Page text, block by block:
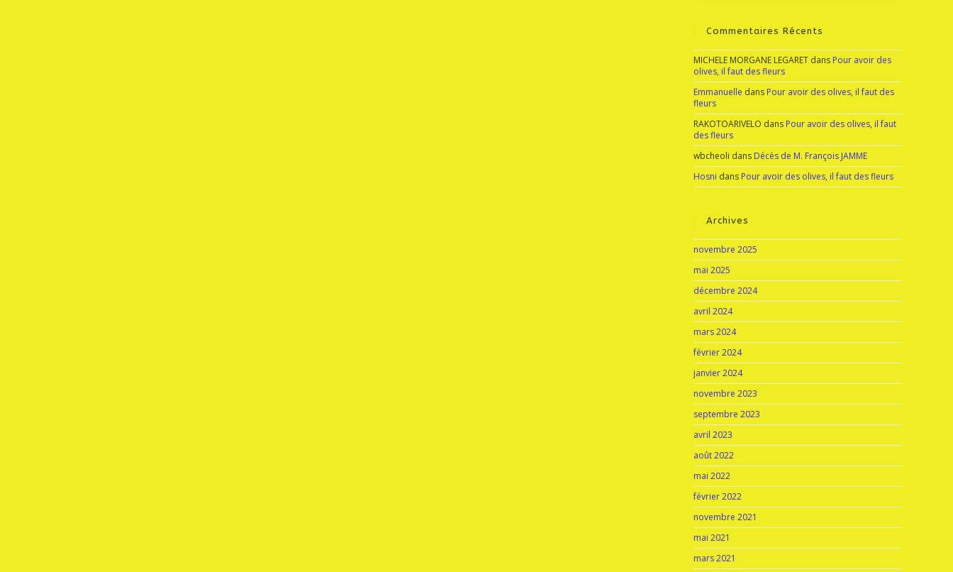
Commentaires Récents
MICHELE MORGANE LEGARET dans Pour avoir des
olives, il faut des fleurs
Emmanuelle dans Pour avoir des olives, il faut des
fleurs
RAKOTOARIVELO dans Pour avoir des olives, il faut
des fleurs
wbcheoli dans Décès de M. François JAMME
Hosni dans Pour avoir des olives, il faut des fleurs
Archives
novembre 2025
mai 2025
décembre 2024
avril 2024
mars 2024
février 2024
janvier 2024
novembre 2023
septembre 2023
avril 2023
août 2022
mai 2022
février 2022
novembre 2021
mai 2021
mars 2021